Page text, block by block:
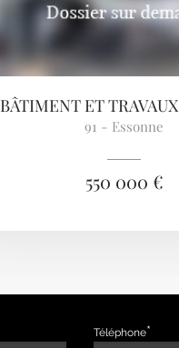
BÂTIMENT ET
91 - Essonne
550 000 €
Téléphone